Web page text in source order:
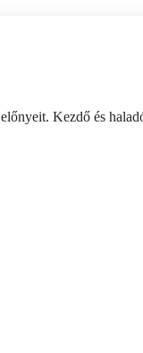
Kezdő és